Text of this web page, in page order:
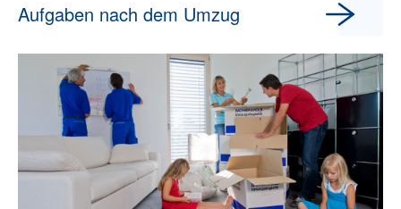
Aufgaben nach dem Umzug